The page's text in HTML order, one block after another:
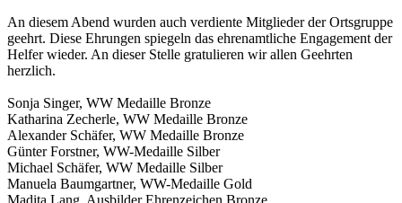
An diesem Abend wurden auch verdiente Mitglieder der Ortsgruppe
geehrt. Diese Ehrungen spiegeln das ehrenamtliche Engagement der
Helfer wieder. An dieser Stelle gratulieren wir allen Geehrten
herzlich.
Sonja Singer, WW Medaille Bronze
Katharina Zecherle, WW Medaille Bronze
Alexander Schäfer, WW Medaille Bronze
Günter Forstner, WW-Medaille Silber
Michael Schäfer, WW Medaille Silber
Manuela Baumgartner, WW-Medaille Gold
Madita Lang, Ausbilder Ehrenzeichen Bronze